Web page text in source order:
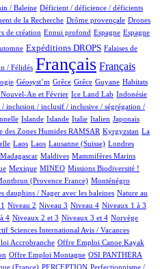
/ Baleine Déficient / déficience / déficients
de la Recherche Drôme provençale Drones
de création Ennui profond Espagne Espagne
Expéditions DROPS Falaises de
/ Félidés Français Français
Géosyst’m Grêce Grêce Guyane Habitats
An et Février Ice Land Lab Indonésie
inclusion / inclusif / inclusive / ségrégation /
Islande Islande Italie Italien Japonais
des Zones Humides RAMSAR Kyrgyzstan La
Laos Laos Lausanne (Suisse) Londres
Madagascar Maldives Mammifères Marins
Mexique MINEO Missions Biodiversité !
(Provence France) Monténégro
dauphins / Nager avec les baleines Nature au
Niveau 2 Niveau 3 Niveau 4 Niveaux 1 à 3
4 Niveaux 2 et 3 Niveaux 3 et 4 Norvège
Sciences International Avis / Vacances
Accrobranche Offre Emploi Canoe Kayak
Offre Emploi Montagne OSI PANTHERA
(France) PERCEPTION Perfectionnisme /